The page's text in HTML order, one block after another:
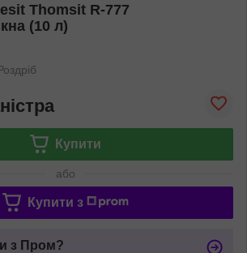
Thomsit R-777
(10 л)
Купити
або
Купити з
з Пром?